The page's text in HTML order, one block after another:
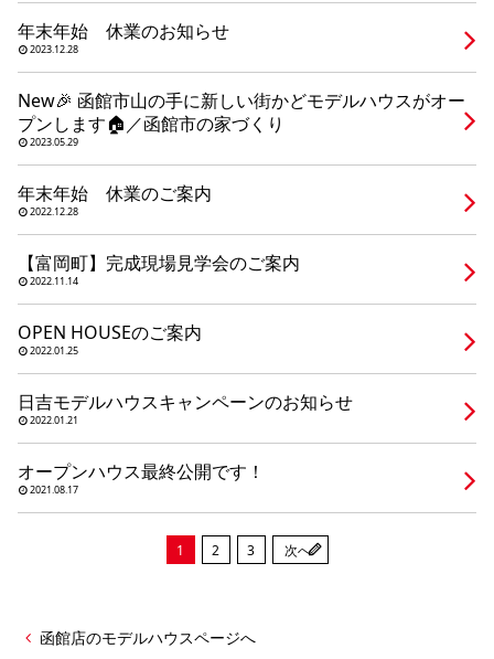
シミュレーション
キャンペーン・コラボ情報
家づくりの知識
年末年始 休業のお知らせ
2023.12.28
New🎉 函館市山の手に新しい街かどモデルハウスがオー
プンします🏠／函館市の家づくり
2023.05.29
年末年始 休業のご案内
2022.12.28
【富岡町】完成現場見学会のご案内
2022.11.14
OPEN HOUSEのご案内
2022.01.25
日吉モデルハウスキャンペーンのお知らせ
2022.01.21
オープンハウス最終公開です！
2021.08.17
1 2 3 次へ
函館店のモデルハウスページへ